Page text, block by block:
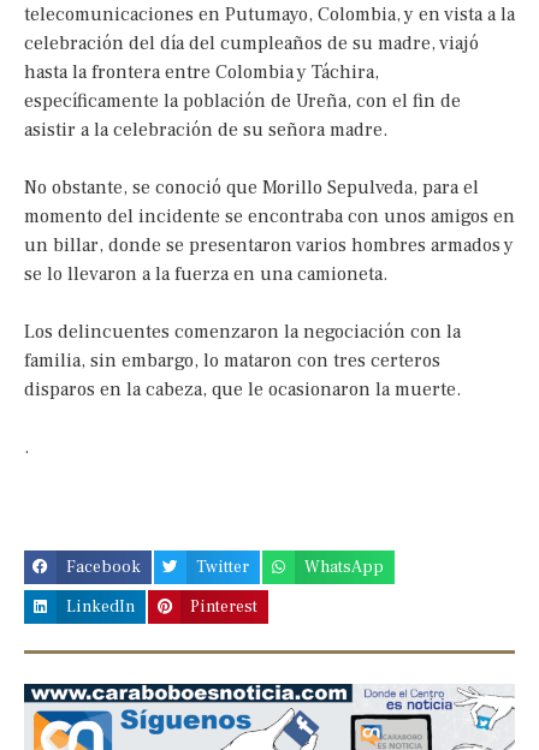
telecomunicaciones en Putumayo, Colombia, y en vista a la
celebración del día del cumpleaños de su madre, viajó
hasta la frontera entre Colombia y Táchira,
específicamente la población de Ureña, con el fin de
asistir a la celebración de su señora madre.
No obstante, se conoció que Morillo Sepulveda, para el
momento del incidente se encontraba con unos amigos en
un billar, donde se presentaron varios hombres armados y
se lo llevaron a la fuerza en una camioneta.
Los delincuentes comenzaron la negociación con la
familia, sin embargo, lo mataron con tres certeros
disparos en la cabeza, que le ocasionaron la muerte.
.
Facebook Twitter
WhatsApp
LinkedIn
Pinterest
Previous Next